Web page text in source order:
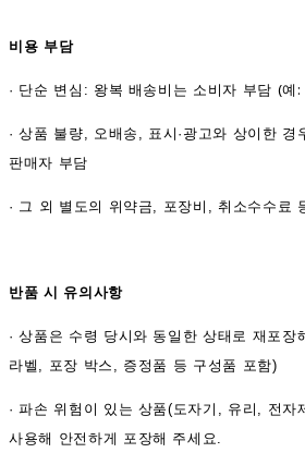
비용 부담
· 단순 변심: 왕복 배송비는 소비자 부담 (예:
·상품 불량, 오배송, 표시·광고와 상이한 경
판매자 부담
· 그 외 별도의 위약금, 포장비, 취소수수료
반품 시 유의사항
·상품은 수령 당시와 동일한 상태로 재포장
라벨, 포장 박스, 증정품 등 구성품 포함)
·파손 위험이 있는 상품(도자기, 유리, 전자
사용해 안전하게 포장해 주세요.